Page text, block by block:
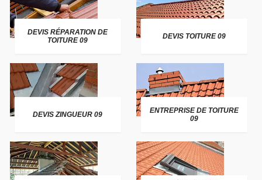
DEVIS RÉPARATION DE
TOITURE 09
DEVIS TOITURE 09
DEVIS ZINGUEUR 09
ENTREPRISE DE TOITURE
09